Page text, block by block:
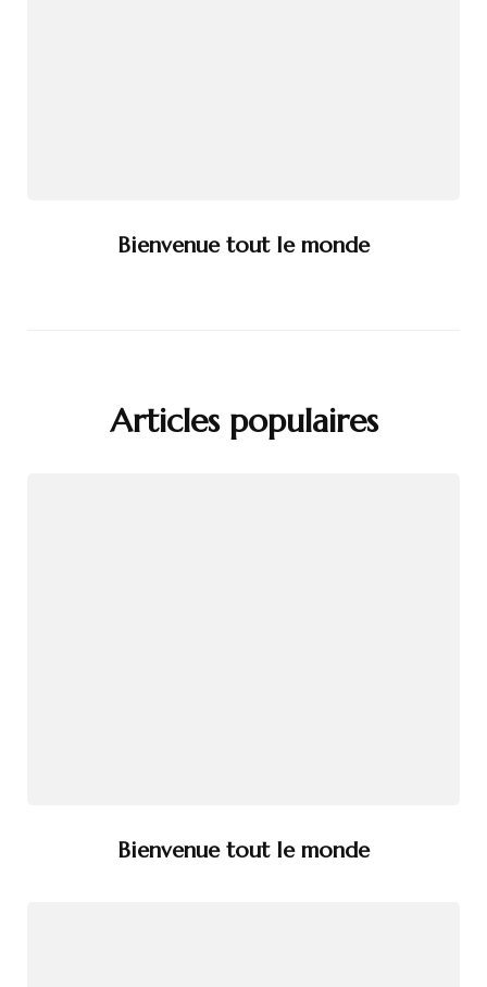
Bienvenue tout le monde
Articles populaires
Bienvenue tout le monde